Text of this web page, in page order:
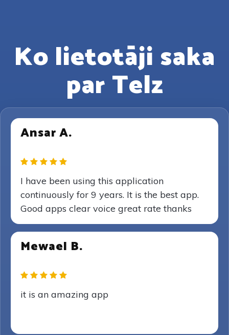
Ko lietotāji saka
par Telz
Ansar A.
I have been using this application
continuously for 9 years. It is the best app.
Good apps clear voice great rate thanks
Mewael B.
it is an amazing app